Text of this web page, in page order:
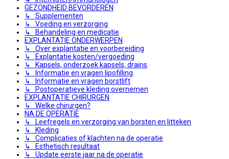
GEZONDHEID BEVORDEREN
↳ Supplementen
↳ Voeding en verzorging
↳ Behandeling en medicatie
EXPLANTATIE ONDERWERPEN
↳ Over explantatie en voorbereiding
↳ Explantatie kosten/vergoeding
↳ Kapsels, onderzoek kapsels, drains
↳ Informatie en vragen lipofilling
↳ Informatie en vragen borstlift
↳ Postoperatieve kleding overnemen
EXPLANTATIE CHIRURGEN
↳ Welke chirurgen?
NA DE OPERATIE
↳ Leefregels en verzorging van borsten en litteken
↳ Kleding
↳ Complicaties of klachten na de operatie
↳ Esthetisch resultaat
↳ Update eerste jaar na de operatie